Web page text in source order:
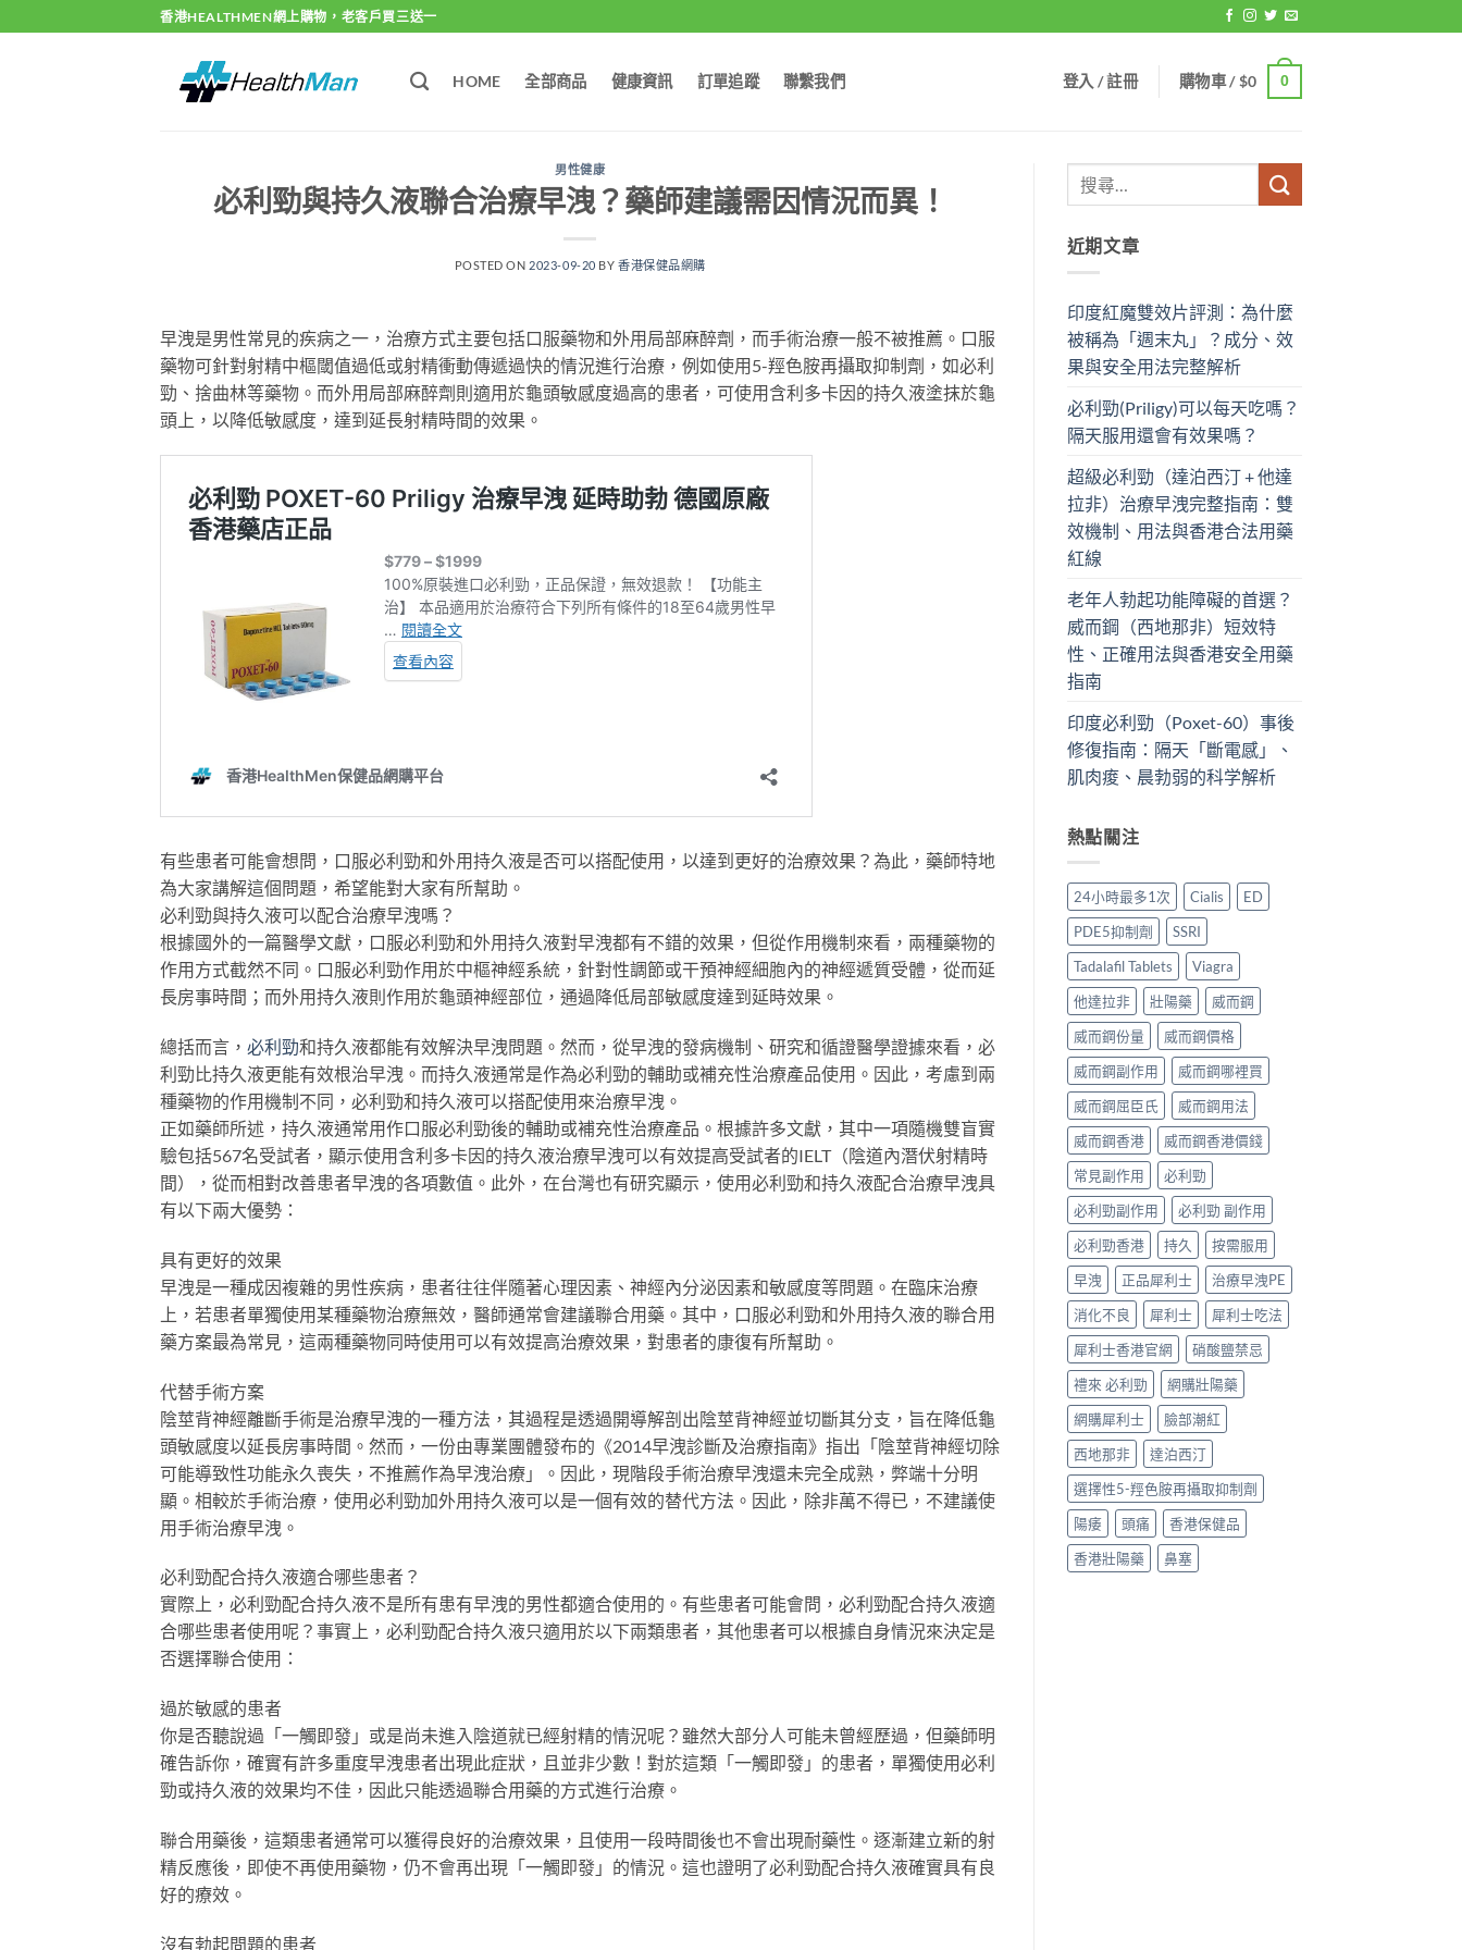
to
香港HEALTHMEN網上購物，老客戶買三送一
HOME 全部商品 健康資訊 訂單追蹤 聯繫我們 登入 / 註冊 購物車 /$0 0
男性健康
必利勁與持久液聯合治療早洩？藥師建議需因情況而異！
POSTED ON 2023-09-20 BY香港保健品網購
早洩是男性常見的疾病之一，治療方式主要包括口服藥物和外用局部麻醉劑，而手術治療一般不被推薦。口服
藥物可針對射精中樞閾值過低或射精衝動傳遞過快的情況進行治療，例如使用5-羥色胺再攝取抑制劑，如必利
勁、捨曲林等藥物。而外用局部麻醉劑則適用於龜頭敏感度過高的患者，可使用含利多卡因的持久液塗抹於龜
頭上，以降低敏感度，達到延長射精時間的效果。
有些患者可能會想問，口服必利勁和外用持久液是否可以搭配使用，以達到更好的治療效果？為此，藥師特地
為大家講解這個問題，希望能對大家有所幫助。
必利勁與持久液可以配合治療早洩嗎？
根據國外的一篇醫學文獻，口服必利勁和外用持久液對早洩都有不錯的效果，但從作用機制來看，兩種藥物的
作用方式截然不同。口服必利勁作用於中樞神經系統，針對性調節或干預神經細胞內的神經遞質受體，從而延
長房事時間；而外用持久液則作用於龜頭神經部位，通過降低局部敏感度達到延時效果。
總括而言， 必利勁和持久液都能有效解決早洩問題。然而，從早洩的發病機制、研究和循證醫學證據來看，必
利勁比持久液更能有效根治早洩。而持久液通常是作為必利勁的輔助或補充性治療產品使用。因此，考慮到兩
種藥物的作用機制不同，必利勁和持久液可以搭配使用來治療早洩。
正如藥師所述，持久液通常用作口服必利勁後的輔助或補充性治療產品。根據許多文獻，其中一項隨機雙盲實
驗包括567名受試者，顯示使用含利多卡因的持久液治療早洩可以有效提高受試者的IELT（陰道內潛伏射精時
間），從而相對改善患者早洩的各項數值。此外，在台灣也有研究顯示，使用必利勁和持久液配合治療早洩具
有以下兩大優勢：
具有更好的效果
早洩是一種成因複雜的男性疾病，患者往往伴隨著心理因素、神經內分泌因素和敏感度等問題。在臨床治療
上，若患者單獨使用某種藥物治療無效，醫師通常會建議聯合用藥。其中，口服必利勁和外用持久液的聯合用
藥方案最為常見，這兩種藥物同時使用可以有效提高治療效果，對患者的康復有所幫助。
代替手術方案
陰莖背神經離斷手術是治療早洩的一種方法，其過程是透過開導解剖出陰莖背神經並切斷其分支，旨在降低龜
頭敏感度以延長房事時間。然而，一份由專業團體發布的《2014早洩診斷及治療指南》指出「陰莖背神經切除
可能導致性功能永久喪失，不推薦作為早洩治療」。因此，現階段手術治療早洩還未完全成熟，弊端十分明
顯。相較於手術治療，使用必利勁加外用持久液可以是一個有效的替代方法。因此，除非萬不得已，不建議使
用手術治療早洩。
必利勁配合持久液適合哪些患者？
實際上，必利勁配合持久液不是所有患有早洩的男性都適合使用的。有些患者可能會問，必利勁配合持久液適
合哪些患者使用呢？事實上，必利勁配合持久液只適用於以下兩類患者，其他患者可以根據自身情況來決定是
否選擇聯合使用：
過於敏感的患者
你是否聽說過「一觸即發」或是尚未進入陰道就已經射精的情況呢？雖然大部分人可能未曾經歷過，但藥師明
確告訴你，確實有許多重度早洩患者出現此症狀，且並非少數！對於這類「一觸即發」的患者，單獨使用必利
勁或持久液的效果均不佳，因此只能透過聯合用藥的方式進行治療。
聯合用藥後，這類患者通常可以獲得良好的治療效果，且使用一段時間後也不會出現耐藥性。逐漸建立新的射
精反應後，即使不再使用藥物，仍不會再出現「一觸即發」的情況。這也證明了必利勁配合持久液確實具有良
好的療效。
沒有勃起問題的患者
近期文章
印度紅魔雙效片評測：為什麼
被稱為「週末丸」？成分、效
果與安全用法完整解析
必利勁(Priligy)可以每天吃嗎？
隔天服用還會有效果嗎？
超級必利勁（達泊西汀 + 他達
拉非）治療早洩完整指南：雙
效機制、用法與香港合法用藥
紅線
老年人勃起功能障礙的首選？
威而鋼（西地那非）短效特
性、正確用法與香港安全用藥
指南
印度必利勁（Poxet-60）事後
修復指南：隔天「斷電感」、
肌肉痠、晨勃弱的科学解析
熱點關注
24小時最多1次 Cialis
ED
PDE5抑制劑
SSRI
Tadalafil Tablets
Viagra
他達拉非
壯陽藥
威而鋼
威而鋼份量
威而鋼價格
威而鋼副作用
威而鋼哪裡買
威而鋼屈臣氏
威而鋼用法
威而鋼香港
威而鋼香港價錢
常見副作用
必利勁
必利勁副作用
必利勁 副作用
必利勁香港
持久
按需服用
早洩
正品犀利士
治療早洩PE
消化不良
犀利士
犀利士吃法
犀利士香港官網
硝酸鹽禁忌
禮來 必利勁
網購壯陽藥
網購犀利士
臉部潮紅
西地那非
達泊西汀
選擇性5-羥色胺再攝取抑制劑
陽痿
頭痛
香港保健品
香港壯陽藥
鼻塞